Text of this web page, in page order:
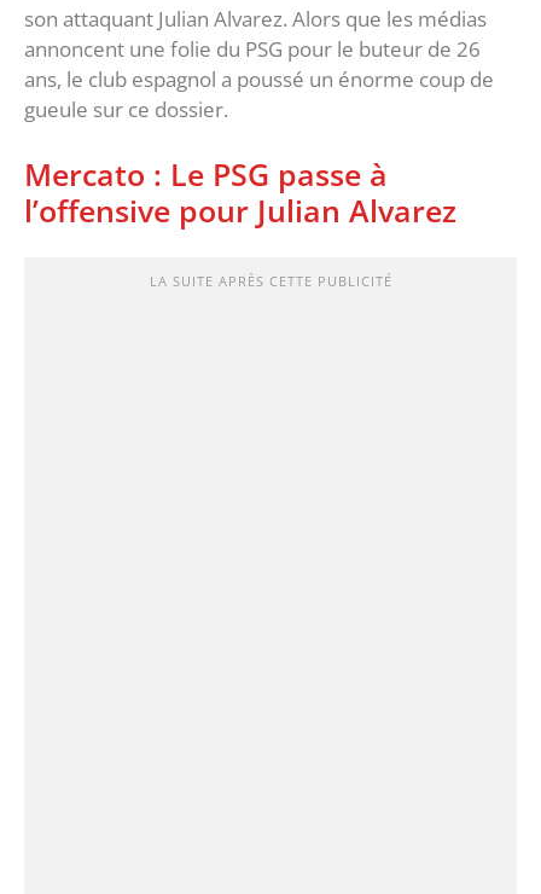
son attaquant Julian Alvarez. Alors que les médias
annoncent une folie du PSG pour le buteur de 26
ans, le club espagnol a poussé un énorme coup de
gueule sur ce dossier.
Mercato : Le PSG passe à
l’offensive pour Julian Alvarez
LA SUITE APRÈS CETTE PUBLICITÉ